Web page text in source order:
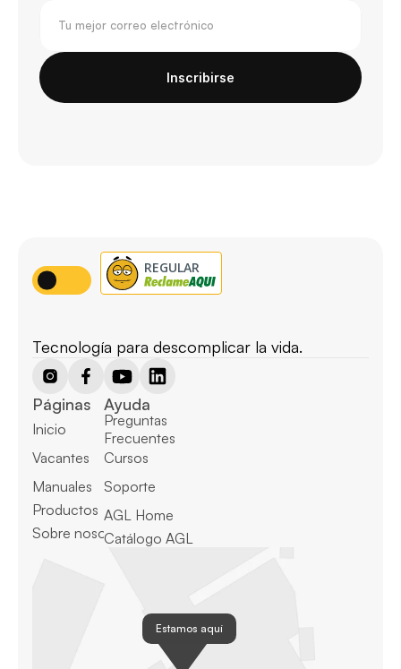
Inscribirse
Tecnología para descomplicar la vida.
Páginas
Inicio
Vacantes
Manuales
Productos
Sobre nosotros
Ayuda
Preguntas
Frecuentes
Cursos
Soporte
AGL Home
Catálogo AGL
Estamos aquí